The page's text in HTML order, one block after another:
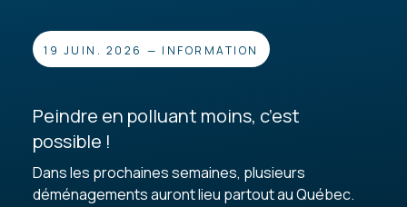
Édouard, École...
19 JUIN. 2026 — INFORMATION
Peindre en polluant moins, c’est
possible !
Dans les prochaines semaines, plusieurs
déménagements auront lieu partout au Québec.